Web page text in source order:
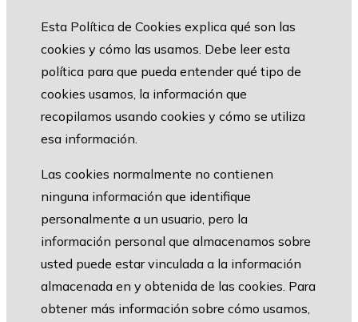
Esta Política de Cookies explica qué son las
cookies y cómo las usamos. Debe leer esta
política para que pueda entender qué tipo de
cookies usamos, la información que
recopilamos usando cookies y cómo se utiliza
esa información.
Las cookies normalmente no contienen
ninguna información que identifique
personalmente a un usuario, pero la
información personal que almacenamos sobre
usted puede estar vinculada a la información
almacenada en y obtenida de las cookies. Para
obtener más información sobre cómo usamos,